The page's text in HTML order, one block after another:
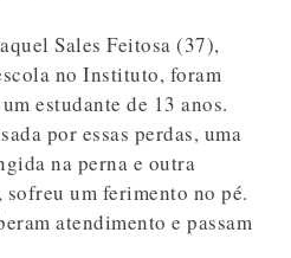
Sales Feitosa (37),
no Instituto, foram
estudante de 13 anos.
por essas perdas, uma
na perna e outra
um ferimento no pé.
atendimento e passam